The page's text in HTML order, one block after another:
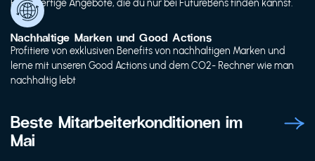
Hochwertige Angebote, die du nur bei FutureBens finden kannst.
Nachhaltige Marken und Good Actions
Profitiere von exklusiven Benefits von nachhaltigen Marken und
lerne mit unseren Good Actions und dem CO2- Rechner wie man
nachhaltig lebt
Beste Mitarbeiterkonditionen im
Mai